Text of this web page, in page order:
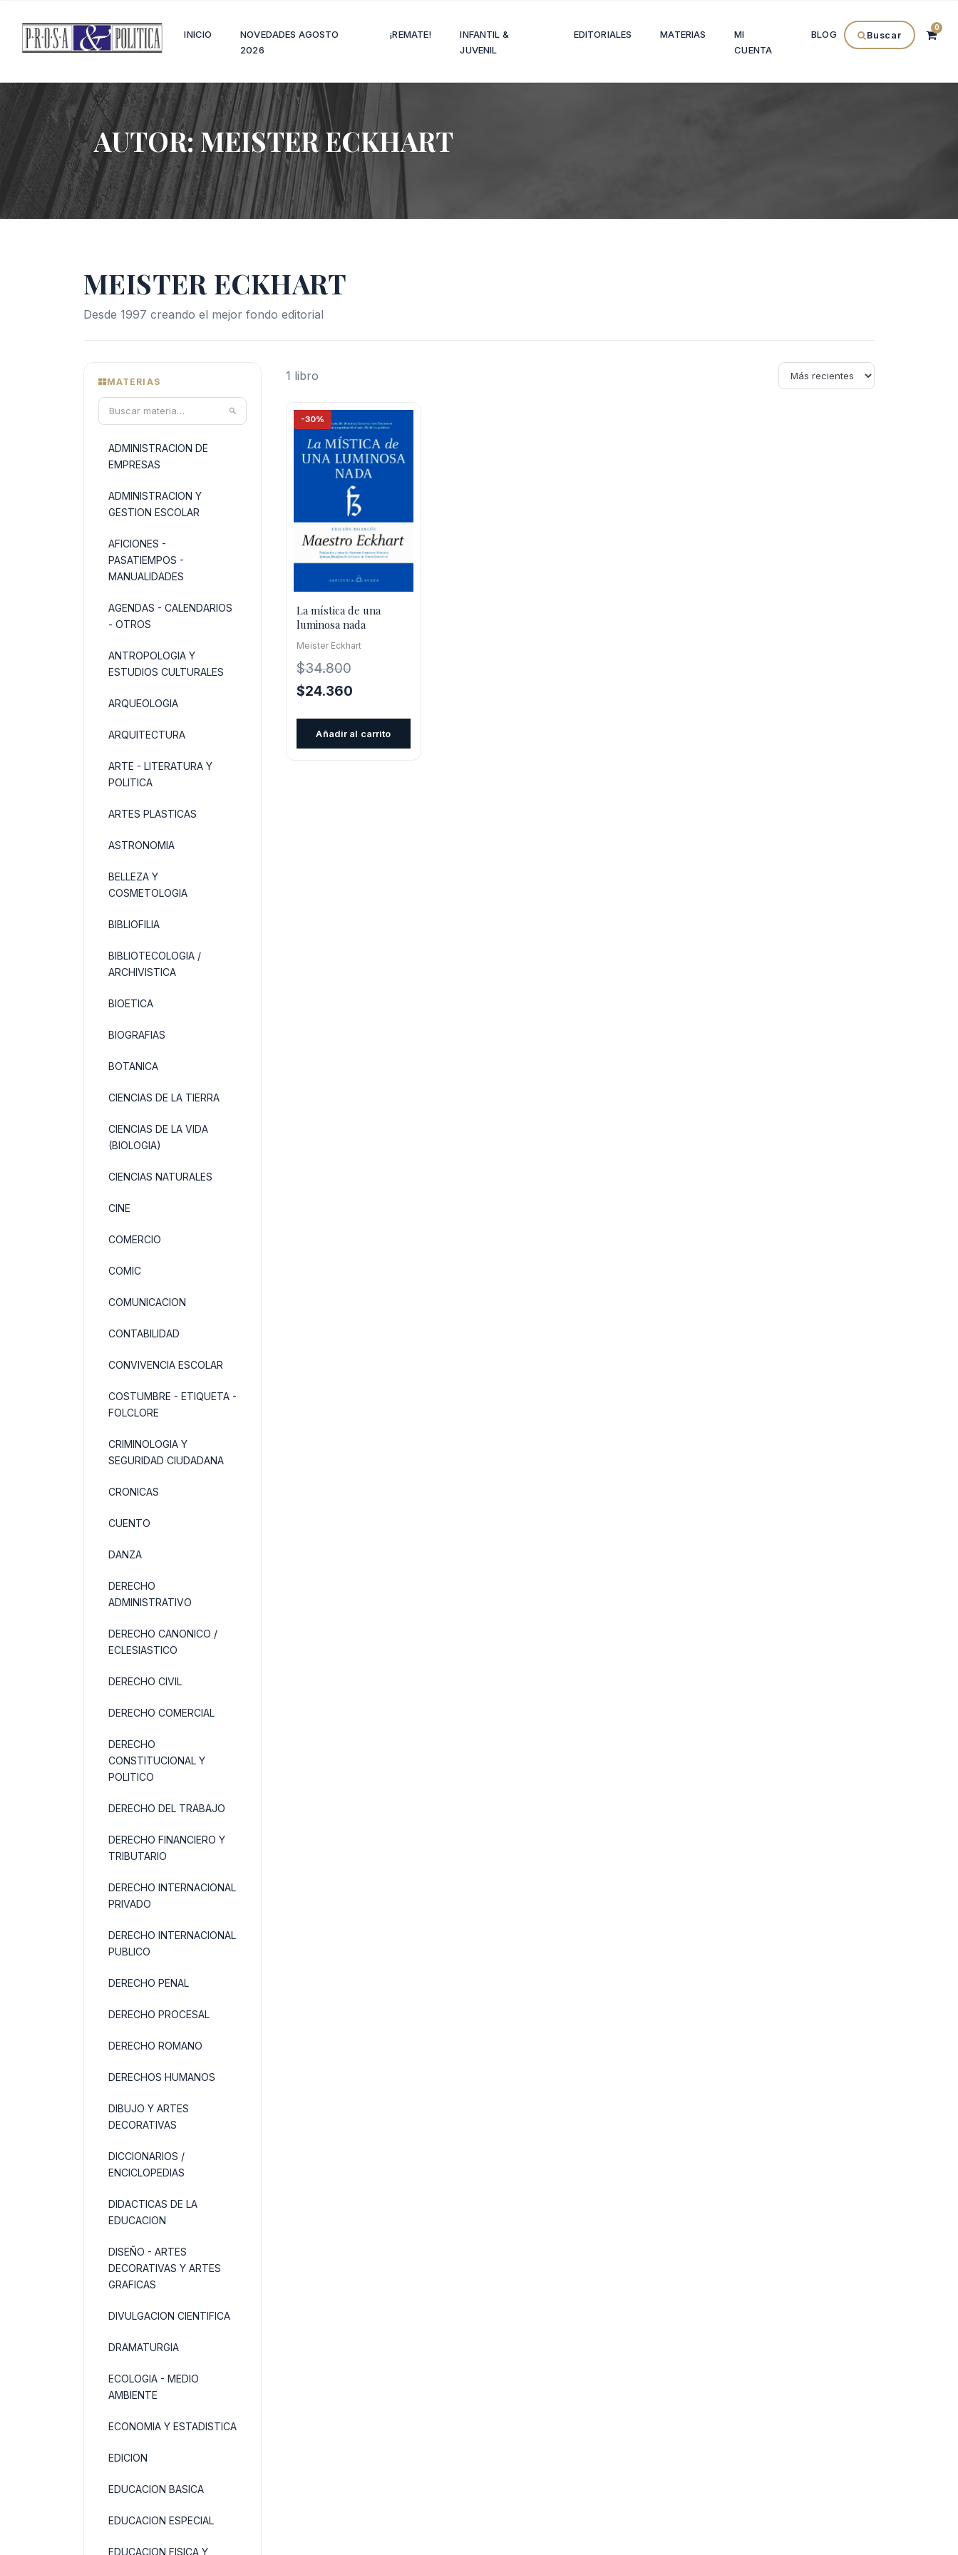
INICIO
NOVEDADES AGOSTO
2026
¡REMATE!
INFANTIL &
JUVENIL
EDITORIALES MATERIAS
MI
CUENTA
BLOG Buscar
0
AUTOR:MEISTER ECKHART
MEISTER ECKHART
Desde 1997 creando el mejor fondo editorial
MATERIAS
ADMINISTRACION DE
EMPRESAS
ADMINISTRACION Y
GESTION ESCOLAR
AFICIONES -
PASATIEMPOS -
MANUALIDADES
AGENDAS - CALENDARIOS
- OTROS
ANTROPOLOGIA Y
ESTUDIOS CULTURALES
ARQUEOLOGIA
ARQUITECTURA
ARTE - LITERATURA Y
POLITICA
ARTES PLASTICAS
ASTRONOMIA
BELLEZA Y
COSMETOLOGIA
BIBLIOFILIA
BIBLIOTECOLOGIA /
ARCHIVISTICA
BIOETICA
BIOGRAFIAS
BOTANICA
CIENCIAS DE LA TIERRA
CIENCIAS DE LA VIDA
(BIOLOGIA)
CIENCIAS NATURALES
CINE
COMERCIO
COMIC
COMUNICACION
CONTABILIDAD
CONVIVENCIA ESCOLAR
COSTUMBRE - ETIQUETA -
FOLCLORE
CRIMINOLOGIA Y
SEGURIDAD CIUDADANA
CRONICAS
CUENTO
DANZA
DERECHO
ADMINISTRATIVO
DERECHO CANONICO /
ECLESIASTICO
DERECHO CIVIL
DERECHO COMERCIAL
DERECHO
CONSTITUCIONAL Y
POLITICO
DERECHO DEL TRABAJO
DERECHO FINANCIERO Y
TRIBUTARIO
DERECHO INTERNACIONAL
PRIVADO
DERECHO INTERNACIONAL
PUBLICO
DERECHO PENAL
DERECHO PROCESAL
DERECHO ROMANO
DERECHOS HUMANOS
DIBUJO Y ARTES
DECORATIVAS
DICCIONARIOS /
ENCICLOPEDIAS
DIDACTICAS DE LA
EDUCACION
DISEÑO - ARTES
DECORATIVAS Y ARTES
GRAFICAS
DIVULGACION CIENTIFICA
DRAMATURGIA
ECOLOGIA - MEDIO
AMBIENTE
ECONOMIA Y ESTADISTICA
EDICION
EDUCACION BASICA
EDUCACION ESPECIAL
EDUCACION FISICA Y
1 libro
-30%
La mística de una
luminosa nada
Meister Eckhart
$34.800
El
$24.360
Añadir al carrito